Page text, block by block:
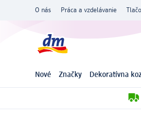
O nás Práca a vzdelávanie
Nové Značky Dekoratívna